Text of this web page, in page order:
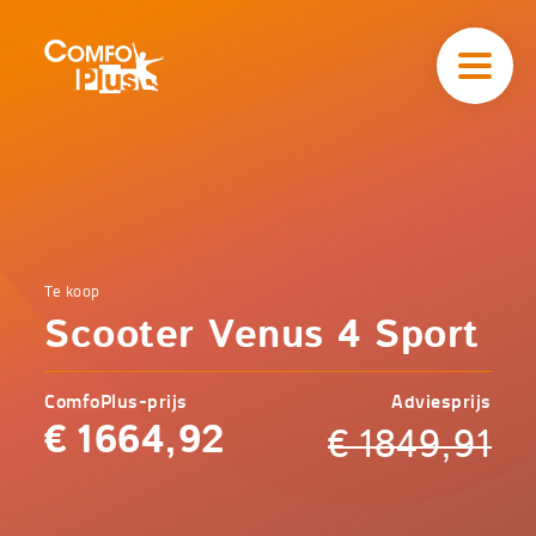
Home
Mobiliteit
4 Sport
Comfoplus
-
Te koop
Scooter Venus 4 Sport
ComfoPlus-prijs
€ 1664,92
Adviesprijs
€1849,91
navigatieComfoPlus